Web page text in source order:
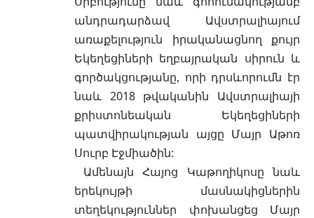
անդրադարձավ Ավստրալիայում
առաքելություն իրականացնող քույր
Եկեղեցիների եղբայրական սիրուն և
գործակցությանը, որի դրսևորումն էր
նաև 2018 թվականին Ավստրալիայի
քրիստոնեական Եկեղեցիների
պատվիրակության այցը Մայր Աթոռ
Սուրբ Էջմիածին:
Ամենայն Հայոց Կաթողիկոսը նաև
երեկույթի մասնակիցներին
տեղեկություններ փոխանցեց Մայր